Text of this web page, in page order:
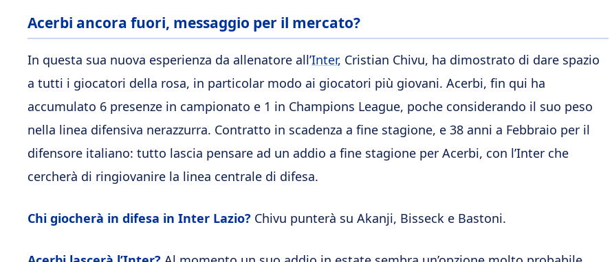
Acerbi ancora fuori, messaggio per il mercato?
In questa sua nuova esperienza da allenatore all’Inter, Cristian Chivu, ha dimostrato di dare spazio
a tutti i giocatori della rosa, in particolar modo ai giocatori più giovani. Acerbi, fin qui ha
accumulato 6 presenze in campionato e 1 in Champions League, poche considerando il suo peso
nella linea difensiva nerazzurra. Contratto in scadenza a fine stagione, e 38 anni a Febbraio per il
difensore italiano: tutto lascia pensare ad un addio a fine stagione per Acerbi, con l’Inter che
cercherà di ringiovanire la linea centrale di difesa.
Chi giocherà in difesa in Inter Lazio? Chivu punterà su Akanji, Bisseck e Bastoni.